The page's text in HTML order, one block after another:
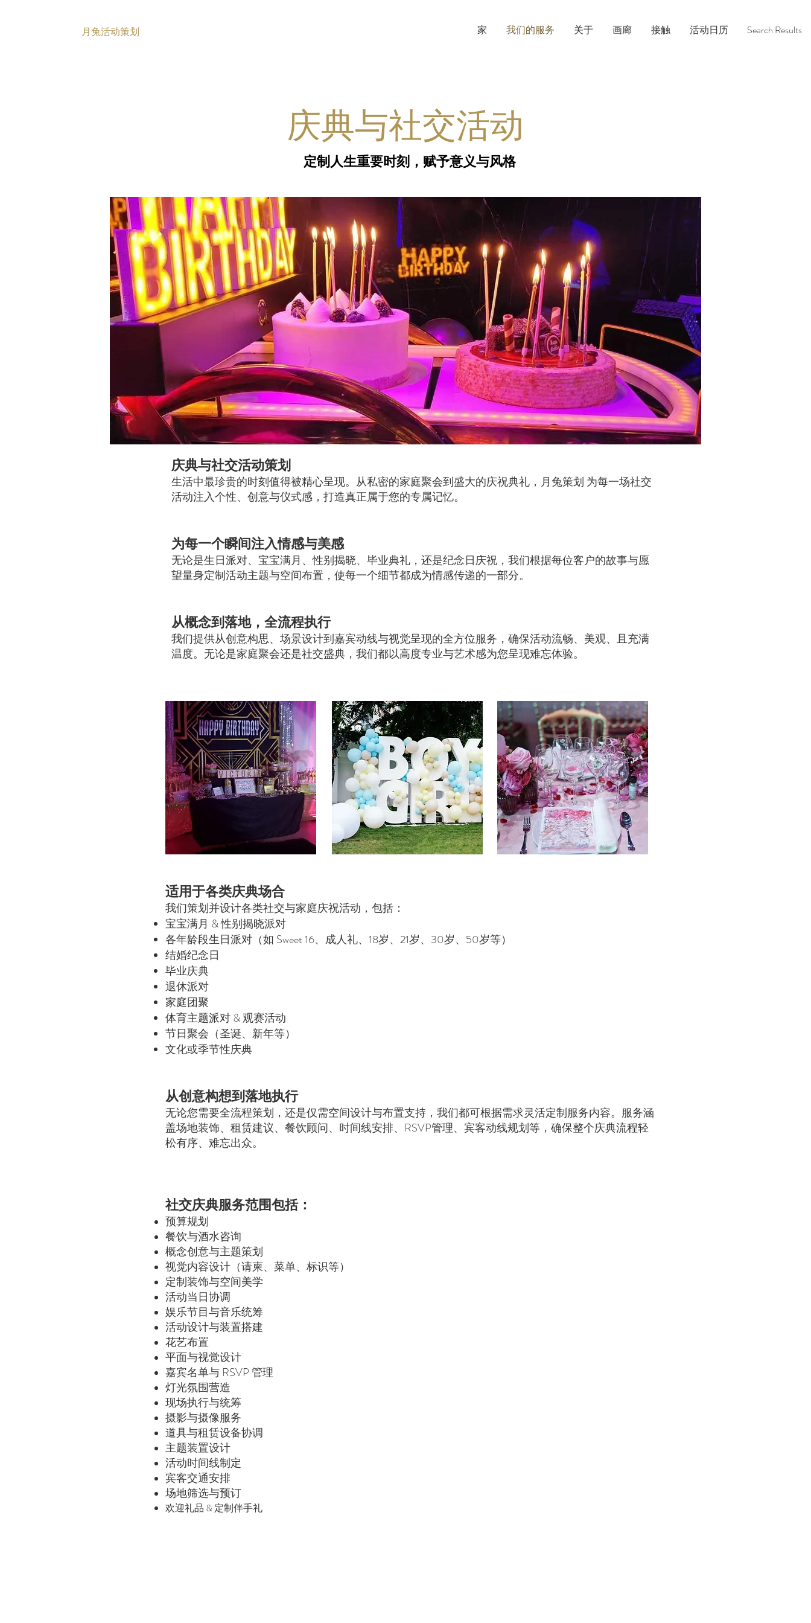
月兔活动策划 家 我们的服务 关于 画廊 接触 活动日历 Search Results
庆典与社交活动
定制人生重要时刻，赋予意义与风格
庆典与社交活动策划
生活中最珍贵的时刻值得被精心呈现。从私密的家庭聚会到盛大的庆祝典礼，月兔策划 为每一场社交
活动注入个性、创意与仪式感，打造真正属于您的专属记忆。
为每一个瞬间注入情感与美感
无论是生日派对、宝宝满月、性别揭晓、毕业典礼，还是纪念日庆祝，我们根据每位客户的故事与愿
望量身定制活动主题与空间布置，使每一个细节都成为情感传递的一部分。
从概念到落地，全流程执行
我们提供从创意构思、场景设计到嘉宾动线与视觉呈现的全方位服务，确保活动流畅、美观、且充满
温度。无论是家庭聚会还是社交盛典，我们都以高度专业与艺术感为您呈现难忘体验。
适用于各类庆典场合
我们策划并设计各类社交与家庭庆祝活动，包括：
宝宝满月 & 性别揭晓派对
各年龄段生日派对（如 Sweet 16、成人礼、18岁、21岁、30岁、50岁等）
结婚纪念日
毕业庆典
退休派对
家庭团聚
体育主题派对 & 观赛活动
节日聚会（圣诞、新年等）
文化或季节性庆典
从创意构想到落地执行
无论您需要全流程策划，还是仅需空间设计与布置支持，我们都可根据需求灵活定制服务内容。服务涵
盖场地装饰、租赁建议、餐饮顾问、时间线安排、RSVP管理、宾客动线规划等，确保整个庆典流程轻
松有序、难忘出众。
社交庆典服务范围包括：
预算规划
餐饮与酒水咨询
概念创意与主题策划
视觉内容设计（请柬、菜单、标识等）
定制装饰与空间美学
活动当日协调
娱乐节目与音乐统筹
活动设计与装置搭建
花艺布置
平面与视觉设计
嘉宾名单与 RSVP 管理
灯光氛围营造
现场执行与统筹
摄影与摄像服务
道具与租赁设备协调
主题装置设计
活动时间线制定
宾客交通安排
场地筛选与预订
欢迎礼品 & 定制伴手礼